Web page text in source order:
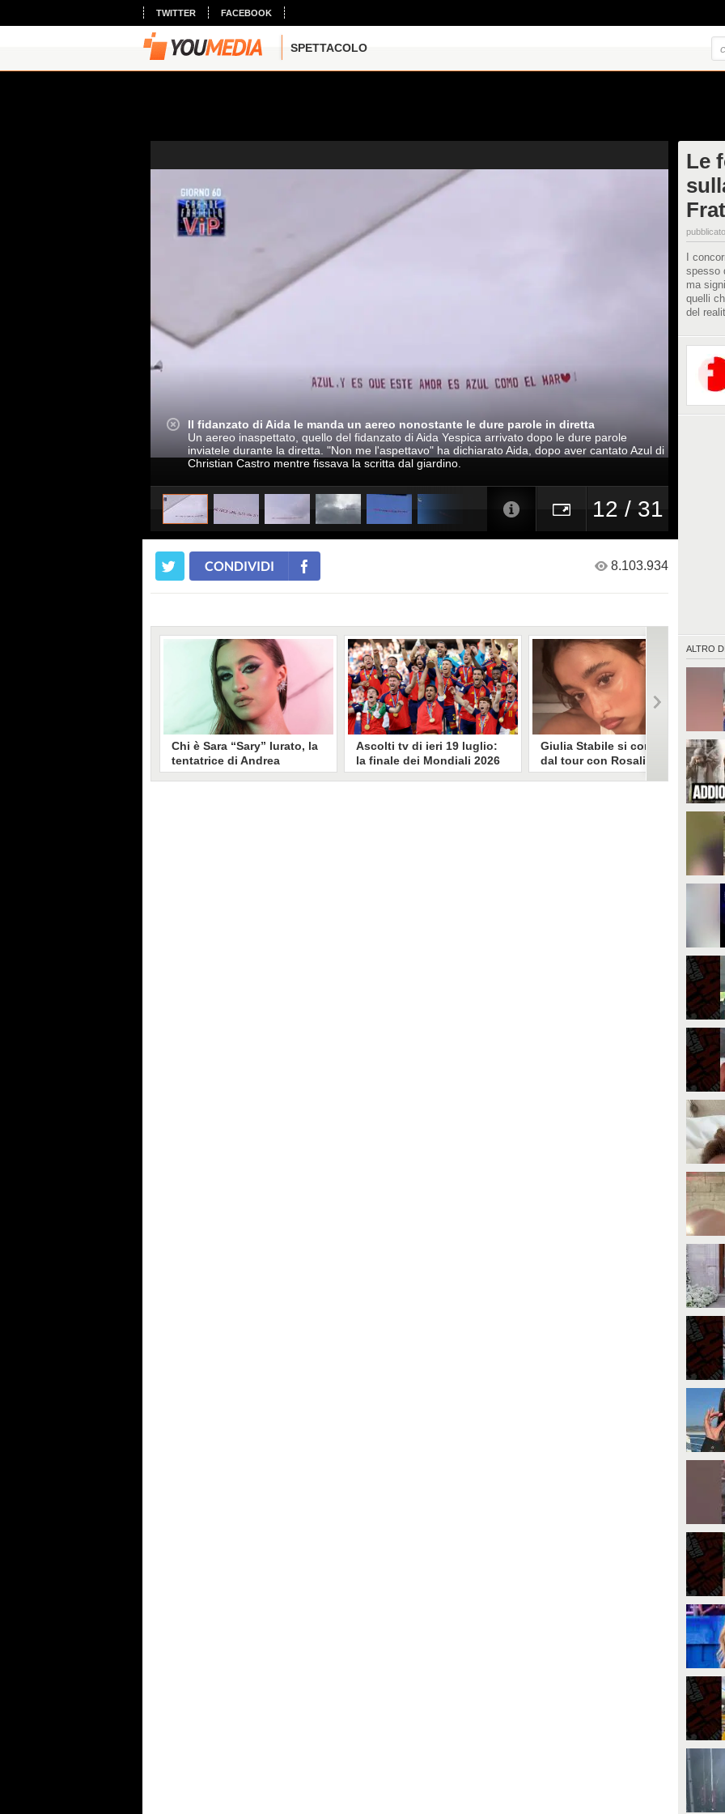
TWITTER FACEBOOK
SPETTACOLO
Il fidanzato di Aida le manda un aereo nonostante le dure parole in diretta
Un aereo inaspettato, quello del fidanzato di Aida Yespica arrivato dopo le dure parole
inviatele durante la diretta. "Non me l'aspettavo" ha dichiarato Aida, dopo aver cantato Azul di
Christian Castro mentre fissava la scritta dal giardino.
12 / 31
Le
I
spesso
ma
quelli
del
ALTRO DI
CONDIVIDI 8.103.934
Chi è Sara “Sary” Iurato, la
tentatrice di Andrea
Petraroli a Temptation
Ascolti tv di ieri 19 luglio:
la finale dei Mondiali 2026
Spagna-Argentina
Giulia Stabile si confessa
dal tour con Rosalia: "Non
sono stata bene, costretta